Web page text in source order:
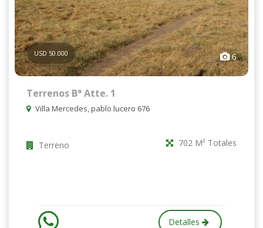
USD 50.000 6
Terrenos B° Atte. 1
Villa Mercedes, pablo lucero 676
Terreno 702 M² Totales
Detalles